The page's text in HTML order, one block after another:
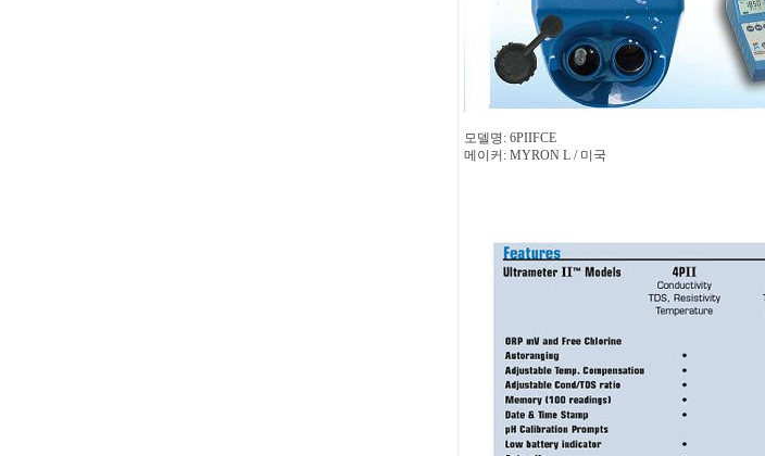
모델명: 6PIIFCE
메이커: MYRON L / 미국